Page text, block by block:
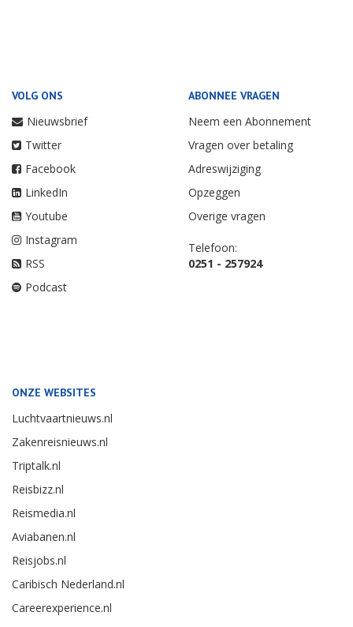
VOLG ONS
Nieuwsbrief
Twitter
Facebook
LinkedIn
Youtube
Instagram
RSS
Podcast
ABONNEE VRAGEN
Neem een Abonnement
Vragen over betaling
Adreswijziging
Opzeggen
Overige vragen
Telefoon:
0251 - 257924
ONZE WEBSITES
Luchtvaartnieuws.nl
Zakenreisnieuws.nl
Triptalk.nl
Reisbizz.nl
Reismedia.nl
Aviabanen.nl
Reisjobs.nl
Caribisch Nederland.nl
Careerexperience.nl